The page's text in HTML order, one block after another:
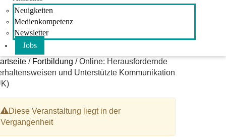
Neuigkeiten
Medienkompetenz
Newsletter
Jobs
/ Fortbildung / Online: Herausfordernde
und Unterstützte Kommunikation
Diese Veranstaltung liegt in der
Vergangenheit